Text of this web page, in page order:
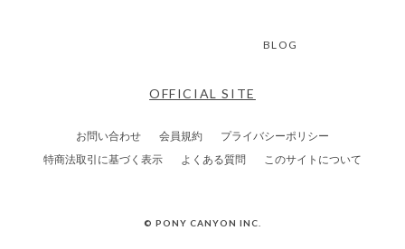
BLOG
OFFICIAL SITE
お問い合わせ 会員規約
プライバシーポリシー
特商法取引に基づく表示
よくある質問 このサイトについて
© PONY CANYON INC.